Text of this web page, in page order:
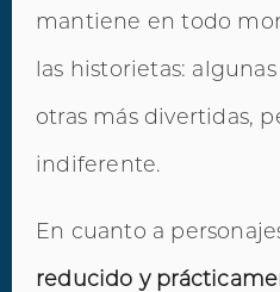
mantiene en todo
las historietas:
otras más divertidas,
indiferente.
En cuanto a
reducido y